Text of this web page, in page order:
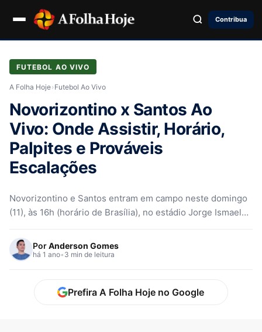
Contribua
FUTEBOL AO VIVO
A Folha Hoje› Futebol Ao Vivo
Novorizontino x Santos Ao
Vivo: Onde Assistir, Horário,
Palpites e Prováveis
Escalações
Novorizontino e Santos entram em campo neste domingo
(11), às 16h (horário de Brasília), no estádio Jorge Ismael
PorAnderson Gomes
há 1 ano• 3 min de leitura
Prefira A Folha Hoje no Google